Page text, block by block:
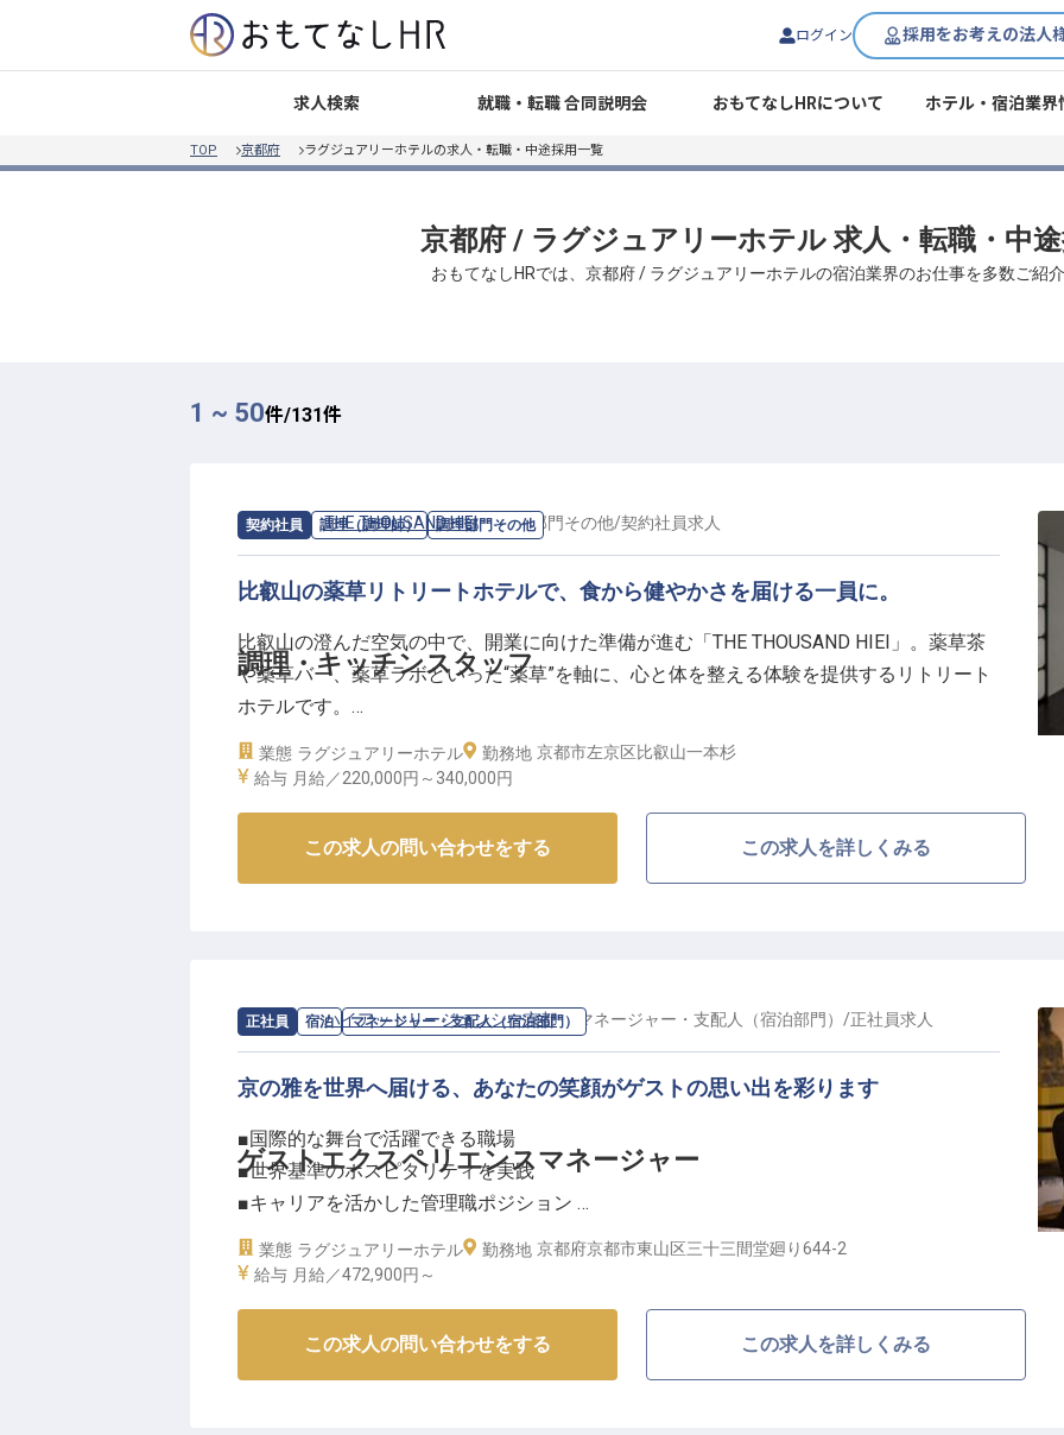
ログイン 採用をお考えの法人
求人検索 就職・転職 合同説明会 おもてなしHRについて ホテル・宿泊業界
TOP 京都府 ラグジュアリーホテルの求人・転職・中途採用一覧
京都府 / ラグジュアリーホテル 求人・転職・中
おもてなしHRでは、京都府 / ラグジュアリーホテルの宿泊業界のお仕事を多数ご紹
1 ~ 50件/131件
契約社員 調理（調理師） 調理部門その他
調理・キッチンスタッフ
求人情報：THE THOUSAND HIEIの調理部門その他/契約社員求人
比叡山の薬草リトリートホテルで、食から健やかさを届ける一員に。
比叡山の澄んだ空気の中で、開業に向けた準備が進む「THE THOUSAND HIEI」。薬草茶
や薬草バー、薬草ラボといった“薬草”を軸に、心と体を整える体験を提供するリトリート
ホテルです。
【“薬草”と“発酵”を、料理で表現する厨房】
いう、このホテルならではのテーマを料理でどう表現するか——開業前だからこそ、メニ
イデアを活かしていただけます。
【働く環境のポイント】
・マイカー通勤を推奨(ガソリン代実費支給、スタッドレスタイヤ購入・交換費も実費支
・従業員食堂を設置予定
・年次有給休暇、慶弔休暇、産前産後休業・育児休業・介護休業制度あり
※2026年6月30日時点の情報です
業態 ラグジュアリーホテル 勤務地 京都市左京区比叡山一本杉
給与 月給／220,000円～ 340,000円
この求人の問い合わせをする この求人を詳しくみる
正社員 宿泊 マネージャー・支配人（宿泊部門）
ゲストエクスペリエンスマネージャー
求人情報：ハイアットリージェンシー京都の マネージャー・支配人（宿泊部門） /正社員求人
京の雅を世界へ届ける、あなたの笑顔がゲストの思い出を彩ります
■国際的な舞台で活躍できる職場
■世界基準のホスピタリティを実践
■キャリアを活かした管理職ポジション
■グローバルなハイアットの福利厚生
京都の風情と国際的なブランド力を兼ね備えた「ハイアットリージェンシー京都」。古都
業態 ラグジュアリーホテル 勤務地 京都府京都市東山区三十三間堂廻り644-2
給与 月給／472,900円～
この求人の問い合わせをする この求人を詳しくみる